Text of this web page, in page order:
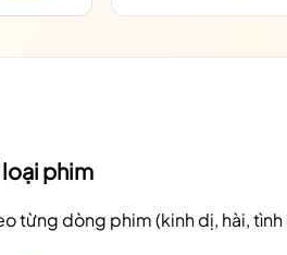
loại phim
từng dòng phim (kinh dị, hài,